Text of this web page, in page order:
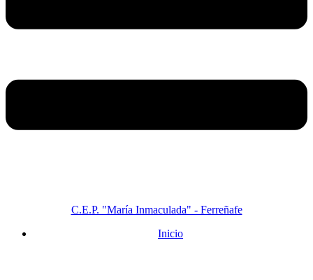
C.E.P. "María Inmaculada" - Ferreñafe
Inicio